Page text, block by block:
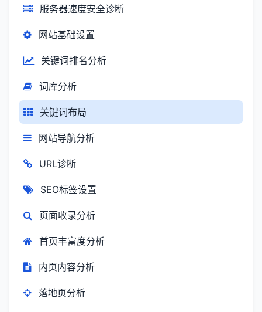
服务器速度安全诊断
网站基础设置
关键词排名分析
词库分析
关键词布局
网站导航分析
URL诊断
SEO标签设置
页面收录分析
首页丰富度分析
内页内容分析
落地页分析